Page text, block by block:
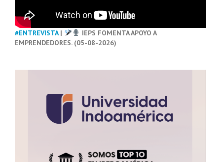
#ENTREVISTA|
IEPS FOMENTA APOYO A
EMPRENDEDORES. (05-08-2026)